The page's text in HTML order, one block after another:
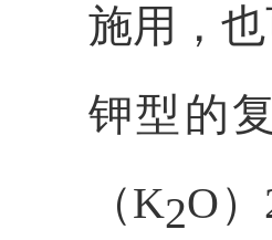
施用，
钾型的
（K2O